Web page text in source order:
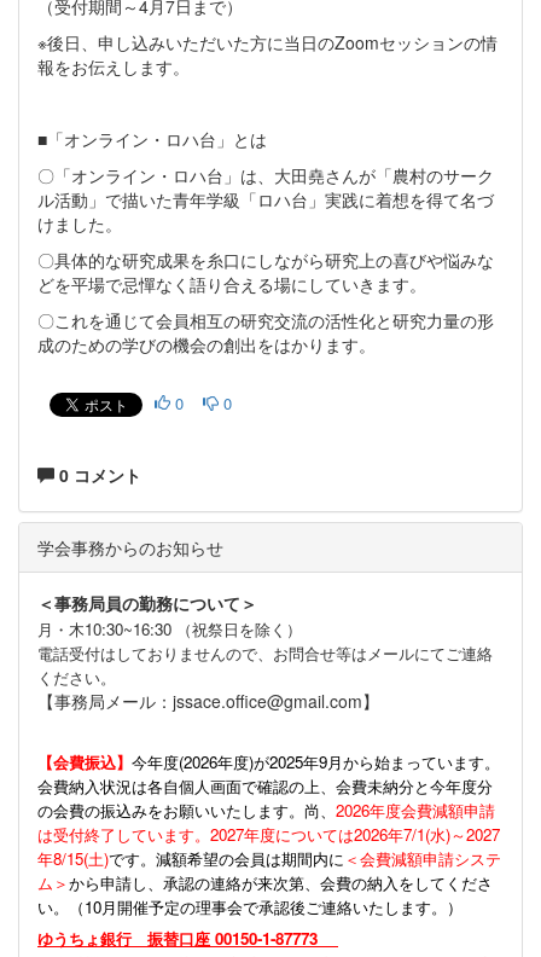
（受付期間～4月7日まで）
※後日、申し込みいただいた方に当日のZoomセッションの情
報をお伝えします。
■「オンライン・ロハ台」とは
〇「オンライン・ロハ台」は、大田堯さんが「農村のサーク
ル活動」で描いた青年学級「ロハ台」実践に着想を得て名づ
けました。
〇具体的な研究成果を糸口にしながら研究上の喜びや悩みな
どを平場で忌憚なく語り合える場にしていきます。
〇これを通じて会員相互の研究交流の活性化と研究力量の形
成のための学びの機会の創出をはかります。
0 0
0 コメント
学会事務からのお知らせ
＜事務局員の勤務について＞
月・木10:30~16:30 （祝祭日を除く）
電話受付はしておりませんので、お問合せ等はメールにてご連絡
ください。
【事務局メール：jssace.office@gmail.com】
【会費振込】 今年度(2026年度)が2025年9月から始まっています。
会費納入状況は各自個人画面で確認の上、会費未納分と今年度分
の会費の振込みをお願いいたします。尚、 2026年度会費減額申請
は受付終了しています。2027年度については2026年7/1(水)～2027
年8/15(土)です。減額希望の会員は期間内に ＜会費減額申請システ
ム＞から申請し、承認の連絡が来次第、会費の納入をしてくださ
い。（10月開催予定の理事会で承認後ご連絡いたします。）
ゆうちょ銀行 振替口座 00150-1-87773